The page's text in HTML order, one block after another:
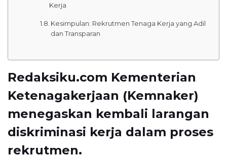
Kerja
Kesimpulan: Rekrutmen Tenaga Kerja yang Adil
dan Transparan
Redaksiku.com Kementerian
Ketenagakerjaan (Kemnaker)
menegaskan kembali larangan
diskriminasi kerja dalam proses
rekrutmen.